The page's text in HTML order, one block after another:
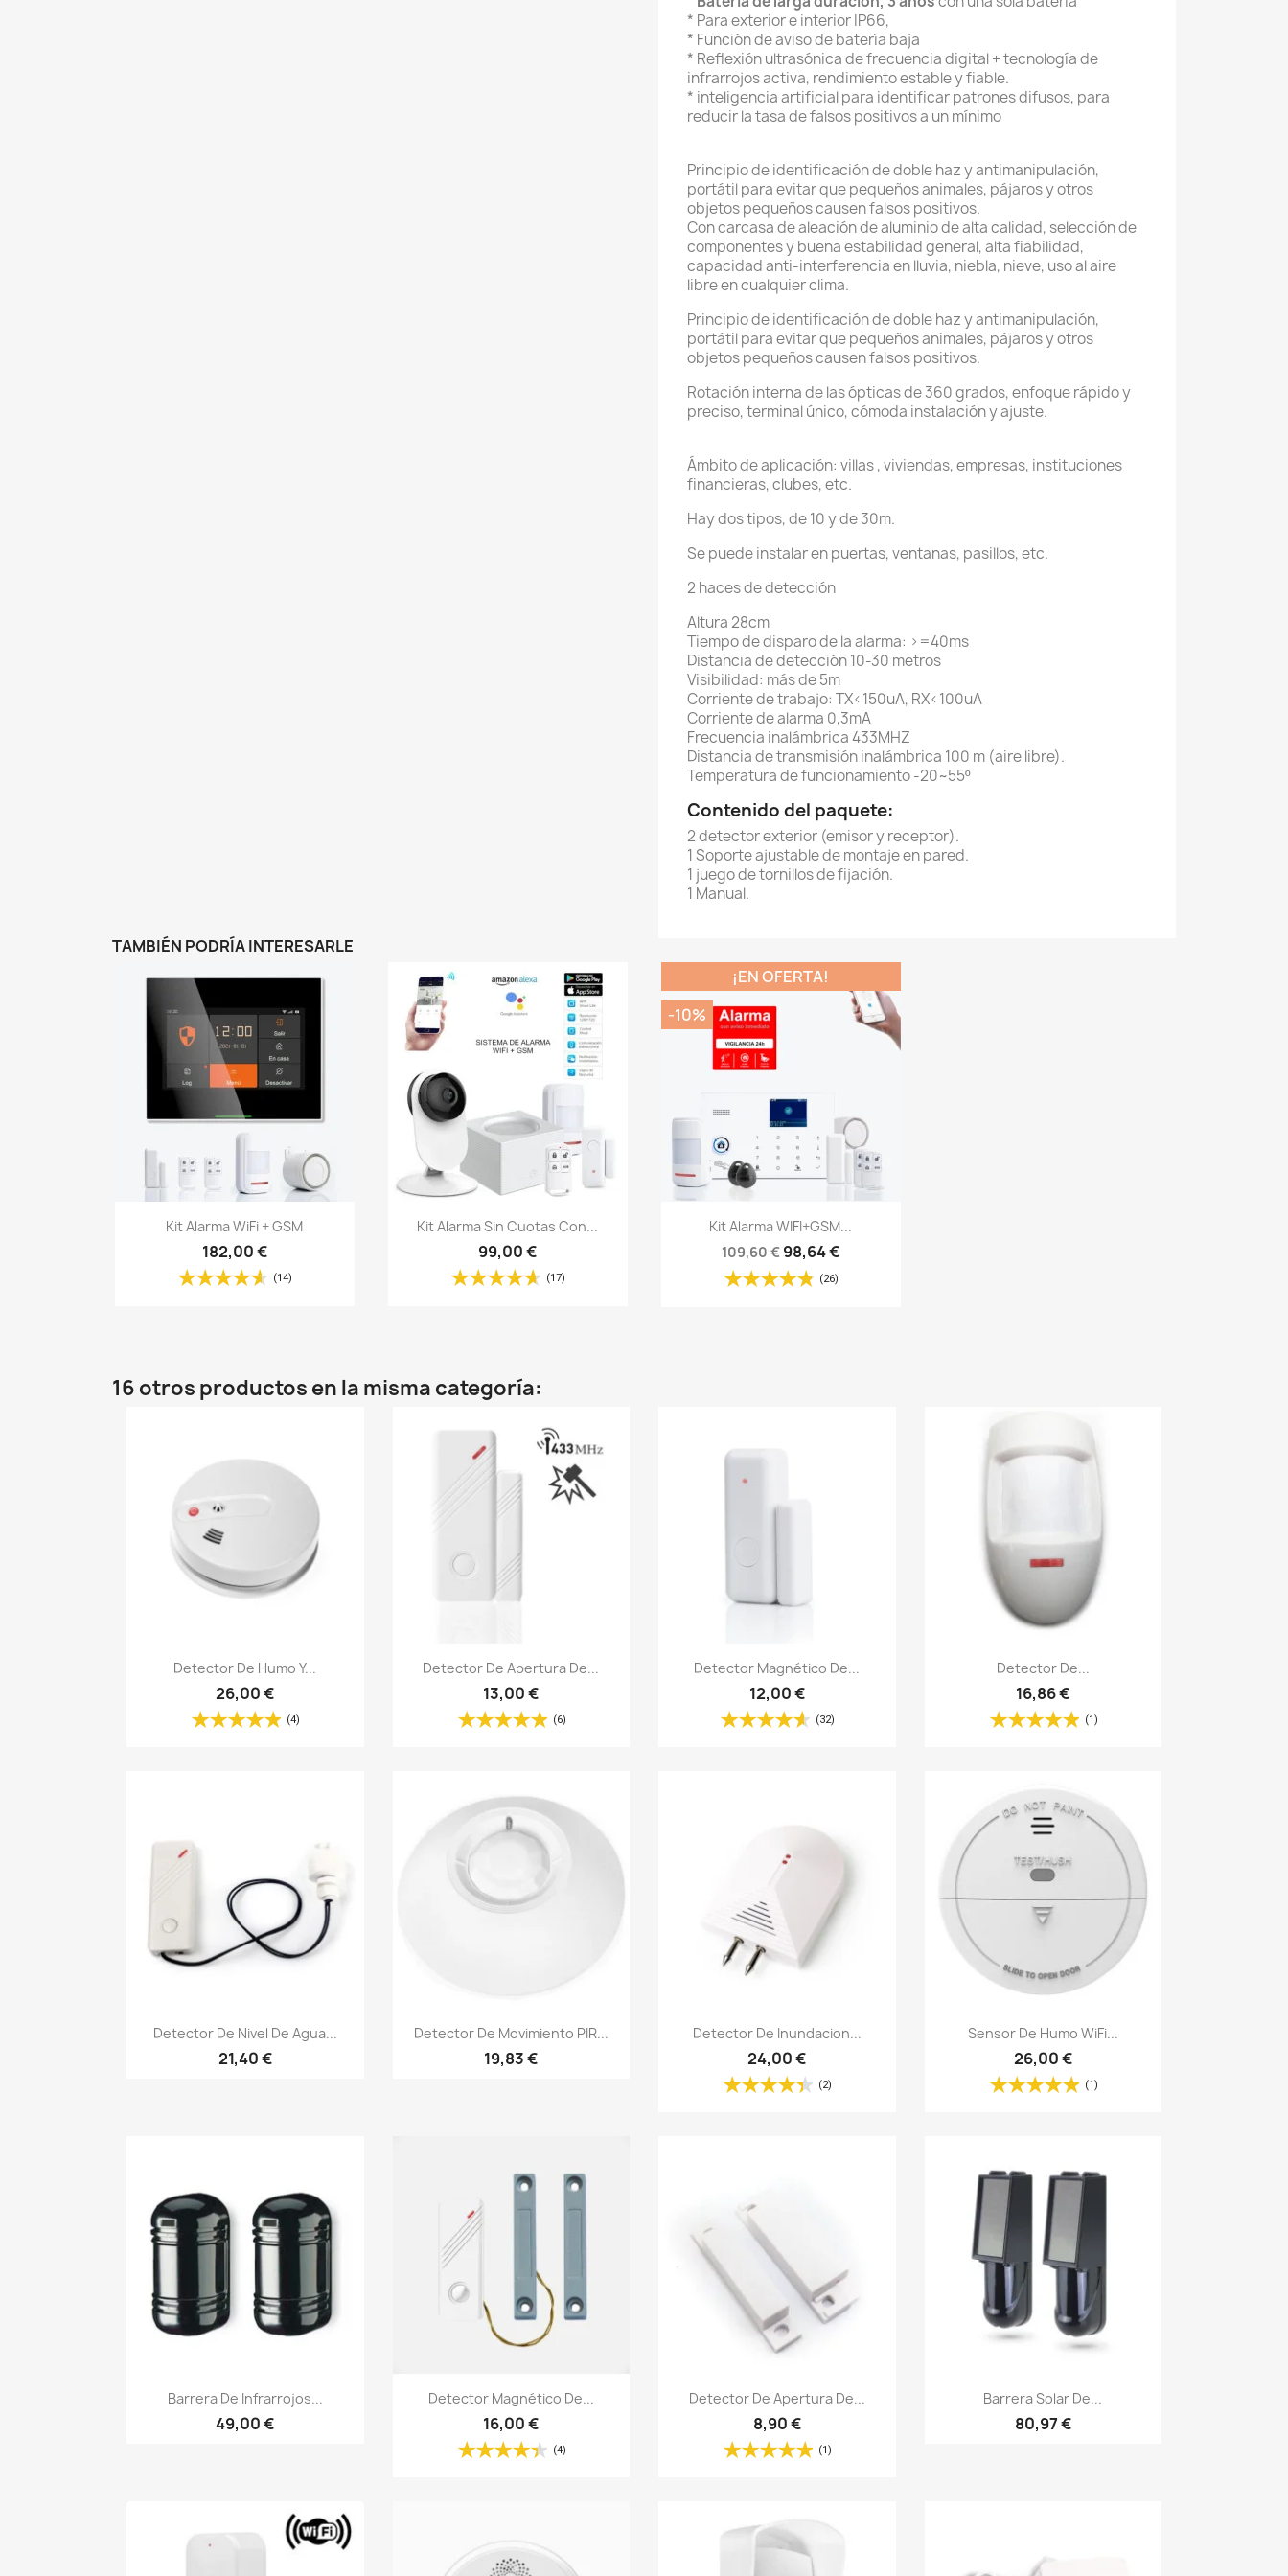
* Para exterior e interior IP66,
* Función de aviso de batería baja
* Reflexión ultrasónica de frecuencia digital + tecnología de
infrarrojos activa, rendimiento estable y fiable.
* inteligencia artificial para identificar patrones difusos, para
reducir la tasa de falsos positivos a un mínimo
Principio de identificación de doble haz y antimanipulación,
portátil para evitar que pequeños animales, pájaros y otros
objetos pequeños causen falsos positivos.
Con carcasa de aleación de aluminio de alta calidad, selección de
componentes y buena estabilidad general, alta fiabilidad,
capacidad anti-interferencia en lluvia, niebla, nieve, uso al aire
libre en cualquier clima.
Principio de identificación de doble haz y antimanipulación,
portátil para evitar que pequeños animales, pájaros y otros
objetos pequeños causen falsos positivos.
Rotación interna de las ópticas de 360 grados, enfoque rápido y
preciso, terminal único, cómoda instalación y ajuste.
Ámbito de aplicación: villas , viviendas, empresas, instituciones
financieras, clubes, etc.
Hay dos tipos, de 10 y de 30m.
Se puede instalar en puertas, ventanas, pasillos, etc.
2 haces de detección
Altura 28cm
Tiempo de disparo de la alarma: >=40ms
Distancia de detección 10-30 metros
Visibilidad: más de 5m
Corriente de trabajo: TX<150uA, RX<100uA
Corriente de alarma 0,3mA
Frecuencia inalámbrica 433MHZ
Distancia de transmisión inalámbrica 100 m (aire libre).
Temperatura de funcionamiento -20~55º
Contenido del paquete:
2 detector exterior (emisor y receptor).
1 Soporte ajustable de montaje en pared.
1 juego de tornillos de fijación.
1 Manual.
TAMBIÉN PODRÍA INTERESARLE
Vista rápida
Kit Alarma WiFi + GSM
182,00 €
(14)
Vista rápida
Kit Alarma Sin Cuotas Con...
99,00 €
(17)
Vista rápida
Kit Alarma WIFI+GSM...
109,60 € 98,64 €
(26)
¡EN OFERTA!
-10%
16 otros productos en la misma categoría:
Vista rápida
Detector De Humo Y...
26,00 €
(4)
Vista rápida
Detector De Apertura De...
13,00 €
(6)
Vista rápida
Detector Magnético De...
12,00 €
(32)
Vista rápida
Detector De...
16,86 €
(1)
Vista rápida
Detector De Nivel De Agua...
21,40 €
Vista rápida
Detector De Movimiento PIR...
19,83 €
Vista rápida
Detector De Inundacion...
24,00 €
(2)
Vista rápida
Sensor De Humo WiFi...
26,00 €
(1)
Vista rápida
Barrera De Infrarrojos...
49,00 €
Vista rápida
Detector Magnético De...
16,00 €
(4)
Vista rápida
Detector De Apertura De...
8,90 €
(1)
Vista rápida
Barrera Solar De...
80,97 €